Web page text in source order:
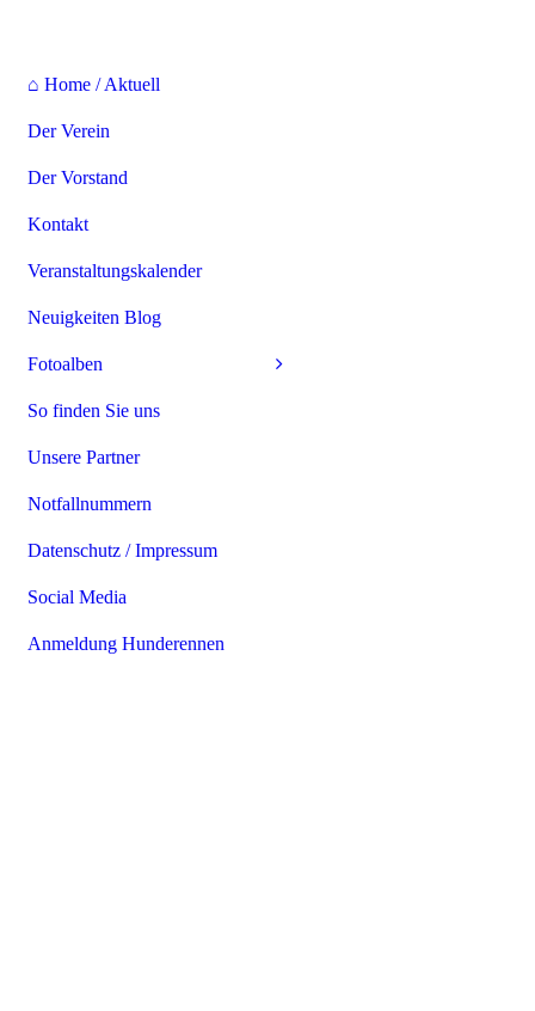
⌂ Home / Aktuell
Der Verein
Der Vorstand
Kontakt
Veranstaltungskalender
Neuigkeiten Blog
Fotoalben
So finden Sie uns
Unsere Partner
Notfallnummern
Datenschutz / Impressum
Social Media
Anmeldung Hunderennen